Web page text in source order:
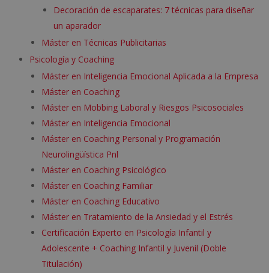
Decoración de escaparates: 7 técnicas para diseñar
un aparador
Máster en Técnicas Publicitarias
Psicología y Coaching
Máster en Inteligencia Emocional Aplicada a la Empresa
Máster en Coaching
Máster en Mobbing Laboral y Riesgos Psicosociales
Máster en Inteligencia Emocional
Máster en Coaching Personal y Programación
Neurolingüística Pnl
Máster en Coaching Psicológico
Máster en Coaching Familiar
Máster en Coaching Educativo
Máster en Tratamiento de la Ansiedad y el Estrés
Certificación Experto en Psicología Infantil y
Adolescente + Coaching Infantil y Juvenil (Doble
Titulación)